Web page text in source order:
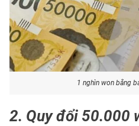
1 nghìn won bằng
2. Quy đổi 50.000